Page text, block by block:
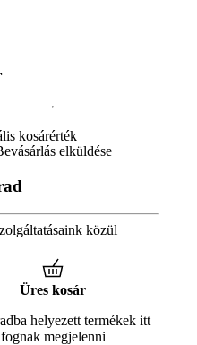
Aktuális kosárérték
kosárérték
elküldése
közül
Üres kosár
helyezett termékek itt
fognak megjelenni